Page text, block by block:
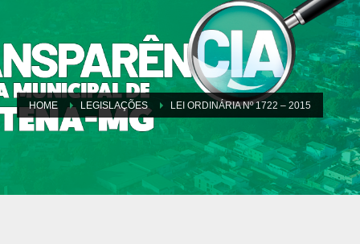
HOME LEGISLAÇÕES LEI ORDINÁRIA Nº 1722 – 2015